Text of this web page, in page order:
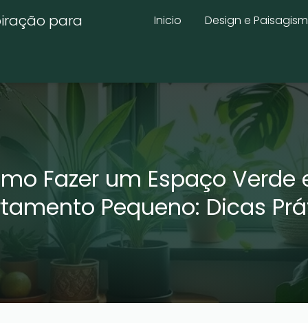
para Inicio Design e
Fazer um Espaço Verde
Pequeno: Dicas